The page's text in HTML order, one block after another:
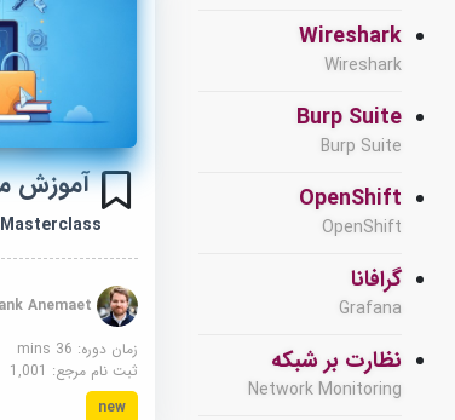
Wireshark
Wireshark
Burp Suite
Burp Suite
OpenShift
OpenShift
گرافانا
Grafana
نظارت بر شبکه
Network Monitoring
آموزش
زمان دوره: 36 mins
ثبت نام مرجع: 1,001
new